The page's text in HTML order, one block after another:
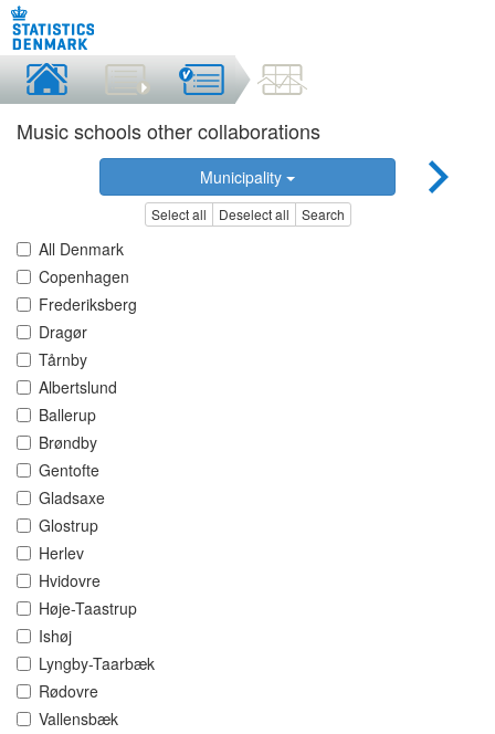
Music schools other collaborations
Municipality
Select all Deselect all Search
All Denmark
Copenhagen
Frederiksberg
Dragør
Tårnby
Albertslund
Ballerup
Brøndby
Gentofte
Gladsaxe
Glostrup
Herlev
Hvidovre
Høje-Taastrup
Ishøj
Lyngby-Taarbæk
Rødovre
Vallensbæk